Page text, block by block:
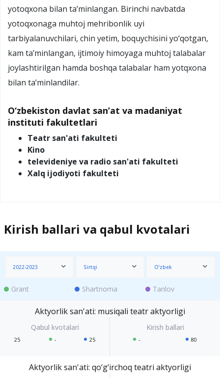
yotoqxona bilan ta’minlangan. Birinchi navbatda
yotoqxonaga muhtoj mehribonlik uyi
tarbiyalanuvchilari, chin yetim, boquychisini yo‘qotgan,
kam ta’minlangan, ijtimoiy himoyaga muhtoj talabalar
joylashtirilgan hamda boshqa talabalar ham yotqxona
bilan ta’minlandilar.
O‘zbekiston davlat san’at va madaniyat
instituti fakultetlari
Teatr san'ati fakulteti
Kino
televideniye va radio san'ati fakulteti
Xalq ijodiyoti fakulteti
Kirish ballari va qabul kvotalari
2022-2023 Sirtqi O‘zbek
Grant Shartnoma Tanlov
Aktyorlik san'ati: musiqali teatr aktyorligi
25 - 25 - 80
Aktyorlik san'ati: qo‘g‘irchoq teatri aktyorligi